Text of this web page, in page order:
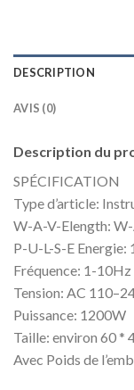
DESCRIPTION
AVIS (0)
Description du
SPÉCIFICATION
Type d’article:
W-A-V-Elength:
P-U-L-S-E
Fréquence: 1-10Hz
Tension: AC
Puissance: 1200W
Taille: environ 60 *
Avec Poids de